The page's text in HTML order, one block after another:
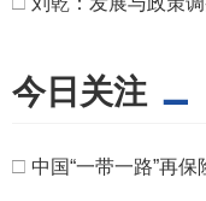
今日关注
□ 中国“一带一路”再